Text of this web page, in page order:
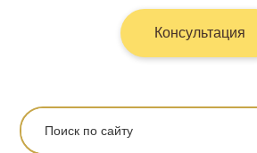
Консультация